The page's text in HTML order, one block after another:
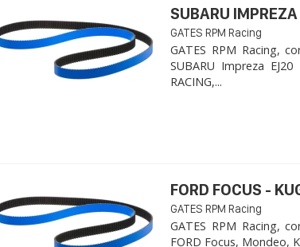
SUBARU
GATES RPM Racing
GATES RPM Racing,
SUBARU Impreza
RACING,...
FORD FOCUS -
GATES RPM Racing
GATES RPM Racing,
FORD Focus, Mondeo,